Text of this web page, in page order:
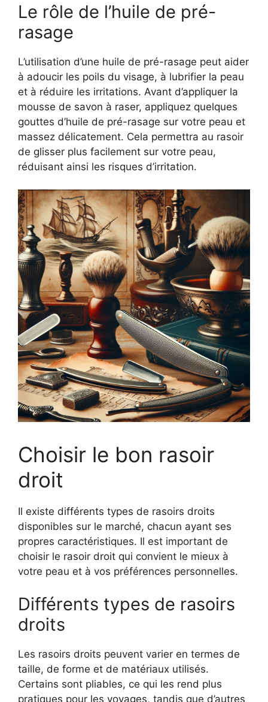
Le rôle de l’huile de pré-
rasage
L’utilisation d’une huile de pré-rasage peut aider
à adoucir les poils du visage, à lubrifier la peau
et à réduire les irritations. Avant d’appliquer la
mousse de savon à raser, appliquez quelques
gouttes d’huile de pré-rasage sur votre peau et
massez délicatement. Cela permettra au rasoir
de glisser plus facilement sur votre peau,
réduisant ainsi les risques d’irritation.
Choisir le bon rasoir
droit
Il existe différents types de rasoirs droits
disponibles sur le marché, chacun ayant ses
propres caractéristiques. Il est important de
choisir le rasoir droit qui convient le mieux à
votre peau et à vos préférences personnelles.
Différents types de rasoirs
droits
Les rasoirs droits peuvent varier en termes de
taille, de forme et de matériaux utilisés.
Certains sont pliables, ce qui les rend plus
pratiques pour les voyages, tandis que d’autres